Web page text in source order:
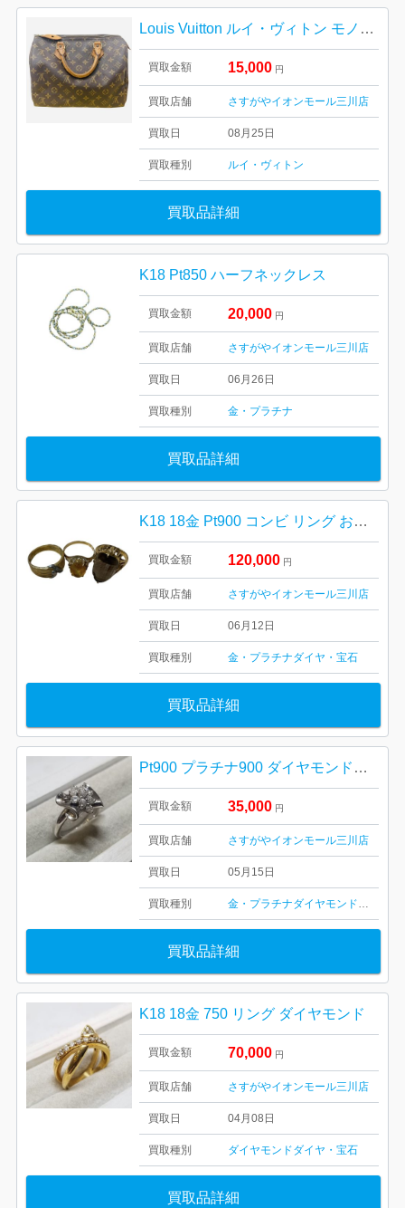
Louis Vuitton ルイ・ヴィトン モノグラム スピーディー30
買取金額 15,000 円
買取店舗 さすがやイオンモール三川店
買取日 08月25日
買取種別 ルイ・ヴィトン
買取品詳細
K18 Pt850 ハーフネックレス
買取金額 20,000 円
買取店舗 さすがやイオンモール三川店
買取日 06月26日
買取種別 金・プラチナ
買取品詳細
K18 18金 Pt900 コンビ リング おまとめ ジュエリー
買取金額 120,000 円
買取店舗 さすがやイオンモール三川店
買取日 06月12日
買取種別 金・プラチナダイヤ・宝石
買取品詳細
Pt900 プラチナ900 ダイヤモンドリング
買取金額 35,000 円
買取店舗 さすがやイオンモール三川店
買取日 05月15日
買取種別 金・プラチナダイヤモンドダイヤ・
買取品詳細
K18 18金 750 リング ダイヤモンド
買取金額 70,000 円
買取店舗 さすがやイオンモール三川店
買取日 04月08日
買取種別 ダイヤモンドダイヤ・宝石
買取品詳細